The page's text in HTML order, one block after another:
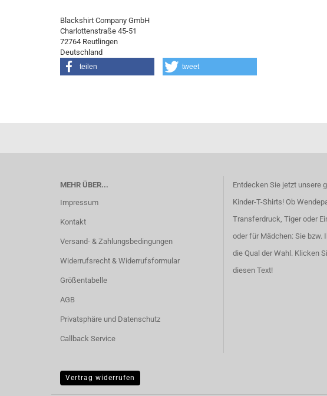
Blackshirt Company GmbH
Charlottenstraße 45-51
72764 Reutlingen
Deutschland
teilen tweet
MEHR ÜBER...
Impressum
Kontakt
Versand- & Zahlungsbedingungen
Widerrufsrecht & Widerrufsformular
Größentabelle
AGB
Privatsphäre und Datenschutz
Callback Service
Entdecken Sie jetzt unsere
Kinder-T-Shirts! Ob
Transferdruck, Tiger oder
oder für Mädchen: Sie bzw.
die Qual der Wahl. Klicken
diesen Text!
Vertrag widerrufen